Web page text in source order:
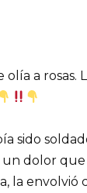
a rosas.
sido
dolor que
la envolvió